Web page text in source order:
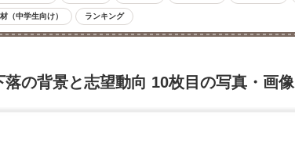
（中学生向け） ランキング
の背景と志望動向 10枚目の写真・画像